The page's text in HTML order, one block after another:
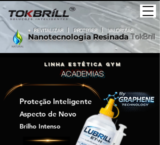
+REVITALIZAR | PROTEGER | VALORIZAR
Nanotecnologia ResinadaTokBrill
LINHA Estética GYM
ACADEMIAS
Proteção Inteligente
Aspecto de Novo
Brilho Intenso